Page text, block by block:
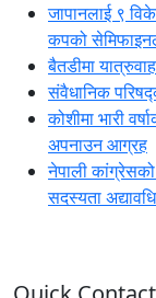
जापानलाई ९
कपको
बैतडीमा
संवैधानिक
कोशीमा भारी
अपनाउन आग्रह
नेपाली
सदस्यता